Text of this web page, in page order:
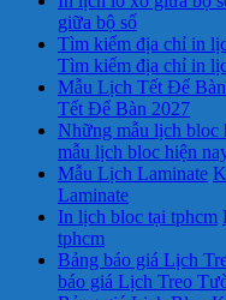
giữa bộ số
Tìm kiếm địa chỉ in
Tìm kiếm địa chỉ in
Mẫu Lịch Tết Để
Tết Để Bàn 2027
Những mẫu lịch bloc
mẫu lịch bloc hiện
Mẫu Lịch Laminate
Laminate
In lịch bloc tại tphcm
tphcm
Bảng báo giá Lịch
báo giá Lịch Treo